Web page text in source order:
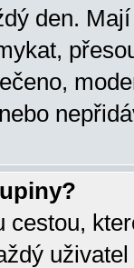
den.
nebo
cestou,